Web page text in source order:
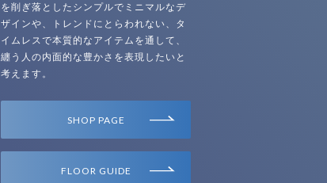
を削ぎ落としたシンプルでミニマルなデ
ザインや、トレンドにとらわれない、タ
イムレスで本質的なアイテムを通して、
纏う人の内面的な豊かさを表現したいと
考えます。
SHOP PAGE
FLOOR GUIDE